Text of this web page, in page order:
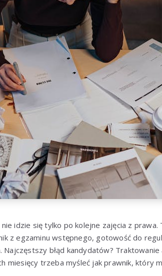
nie idzie się tylko po kolejne zajęcia z
z egzaminu wstępnego, gotowość do
błąd kandydatów? Traktowanie
miesięcy trzeba myśleć jak prawnik, który